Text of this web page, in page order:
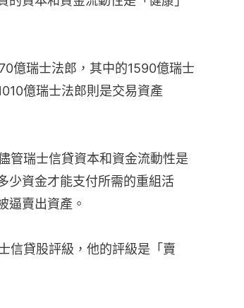
億瑞士法郎，其中的1590億瑞士
億瑞士法郎則是交易資產
管瑞士信貸資本和資金流動性是
少資金才能支付所需的重組活
逼賣出資產。
信貸股評級，他的評級是「賣